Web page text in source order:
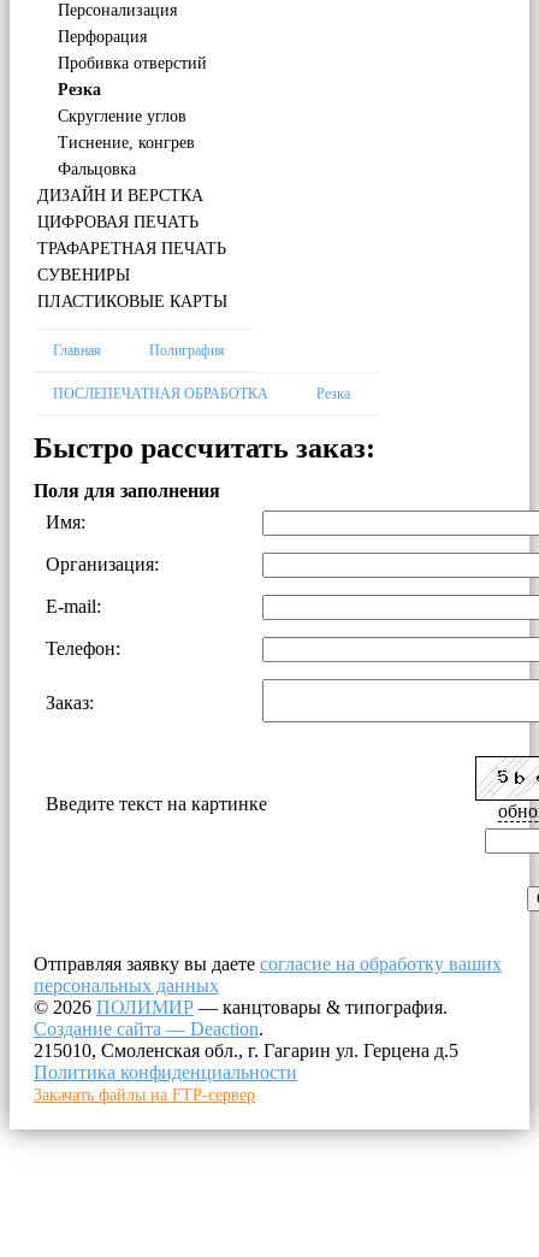
Персонализация
Перфорация
Пробивка отверстий
Резка
Скругление углов
Тиснение, конгрев
Фальцовка
ДИЗАЙН И ВЕРСТКА
ЦИФРОВАЯ ПЕЧАТЬ
ТРАФАРЕТНАЯ ПЕЧАТЬ
СУВЕНИРЫ
ПЛАСТИКОВЫЕ КАРТЫ
Главная Полиграфия
ПОСЛЕПЕЧАТНАЯ ОБРАБОТКА Резка
Быстро рассчитать заказ:
Поля для заполнения
Имя:
Организация:
E-mail:
Телефон:
Заказ:
Введите текст на картинке
Отправляя заявку вы даете согласие на обработку ваших
персональных данных
© 2026 ПОЛИМИР — канцтовары & типография.
Создание сайта — Deaction.
215010, Смоленская обл., г. Гагарин ул. Герцена д.5
Политика конфиденциальности
Закачать файлы на FTP-сервер